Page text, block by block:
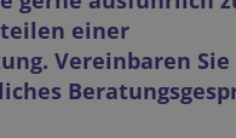
einer
Vereinbaren